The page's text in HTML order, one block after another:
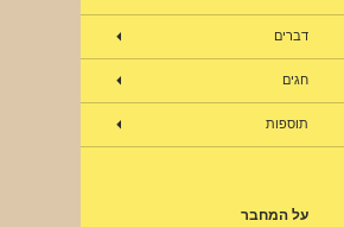
דברים
חגים
תוספות
על המחבר